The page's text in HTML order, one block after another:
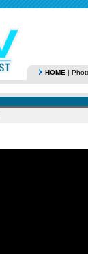
HOME |